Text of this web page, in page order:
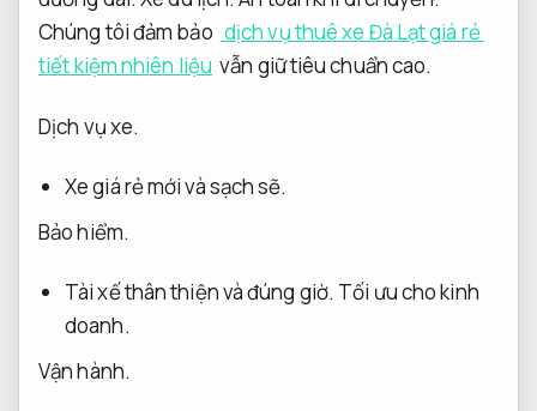
Chúng tôi đảm bảo dịch vụ thuê xe Đà Lạt giá rẻ
tiết kiệm nhiên liệu vẫn giữ tiêu chuẩn cao.
Dịch vụ xe.
Xe giá rẻ mới và sạch sẽ.
Bảo hiểm.
Tài xế thân thiện và đúng giờ. Tối ưu cho kinh
doanh.
Vận hành.